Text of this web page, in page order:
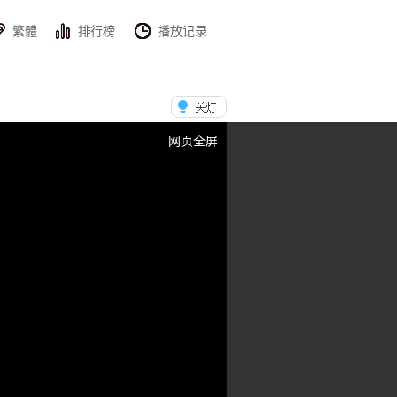
繁體 排行榜 播放记录
网页全屏